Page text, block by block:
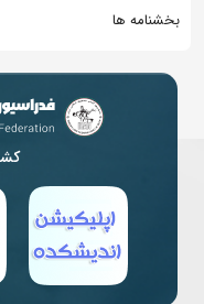
بخشنامه ها